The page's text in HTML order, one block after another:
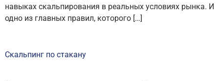
навыках скальпирования в реальных условиях рынка. И
одно из главных правил, которого […]
Скальпинг по стакану